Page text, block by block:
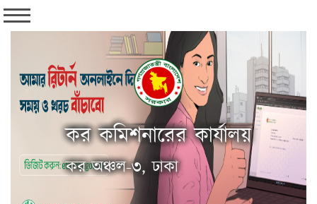
কর কমিশনারের কার্যালয়
কর অঞ্চল-৩, ঢাকা